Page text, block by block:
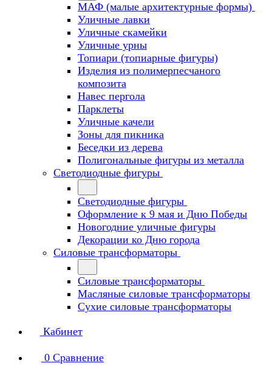
МАФ (малые архитектурные формы)
Уличные лавки
Уличные скамейки
Уличные урны
Топиари (топиарные фигуры)
Изделия из полимерпесчаного
композита
Навес пергола
Парклеты
Уличные качели
Зоны для пикника
Беседки из дерева
Полигональные фигуры из металла
Светодиодные фигуры
Светодиодные фигуры
Оформление к 9 мая и Дню Победы
Новогодние уличные фигуры
Декорации ко Дню города
Силовые трансформаторы
Силовые трансформаторы
Масляные силовые трансформаторы
Сухие силовые трансформаторы
Кабинет
0 Сравнение